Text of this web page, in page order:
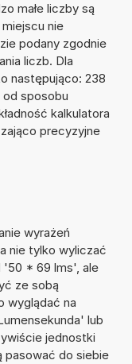
małe liczby są
nie
podany zgodnie
liczb. Dla
następująco: 238
od sposobu
kalkulatora
precyzyjne
wyrażeń
nie tylko wyliczać
'50 * 69 lms', ale
ze sobą
wyglądać na
lub
jednostki
pasować do siebie